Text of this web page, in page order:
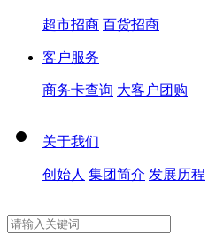
超市招商 百货招商
客户服务
商务卡查询 大客户团购
关于我们
创始人 集团简介 发展历程